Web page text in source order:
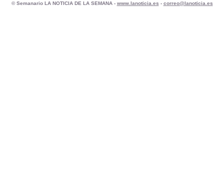
© Semanario LA NOTICIA DE LA SEMANA - www.lanoticia.es - correo@lanoticia.es